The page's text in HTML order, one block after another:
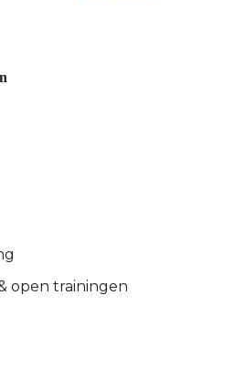
open trainingen